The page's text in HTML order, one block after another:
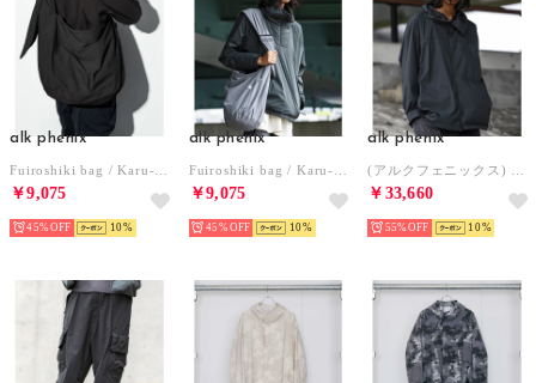
alk phenix
￥9,075
45% 10
alk phenix
￥9,075
45% 10
alk phenix
￥33,660
55% 10